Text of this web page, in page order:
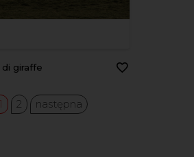
di giraffe
1 2 następna